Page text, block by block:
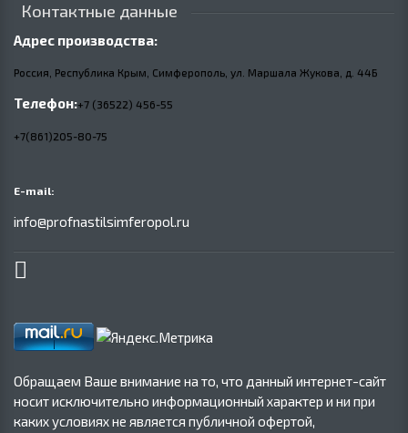
Контактные данные
Адрес производства:
Россия, Республика Крым, Симферополь, ул. Маршала Жукова, д. 44Б
Телефон:+7 (36522) 456-55
+7(861)205-80-75
E-mail:
info@profnastilsimferopol.ru
Обращаем Ваше внимание на то, что данный интернет-сайт
носит исключительно информационный характер и ни при
каких условиях не является публичной офертой,